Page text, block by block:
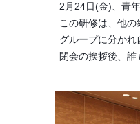
2月24日(金)、青年
この研修は、他の
グループに分かれ
閉会の挨拶後、誰